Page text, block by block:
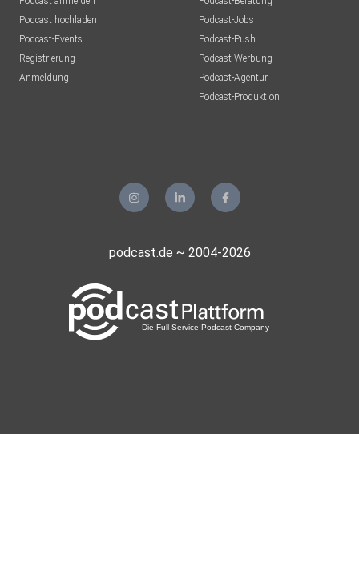
Podcast hochladen
Podcast-Events
Registrierung
Anmeldung
Podcast-Jobs
Podcast-Push
Podcast-Werbung
Podcast-Agentur
Podcast-Produktion
podcast.de ~ 2004-2026